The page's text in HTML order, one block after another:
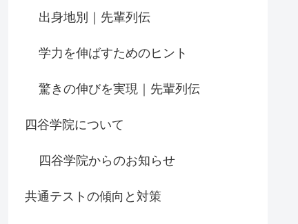
出身地別｜先輩列伝
学力を伸ばすためのヒント
驚きの伸びを実現｜先輩列伝
四谷学院について
四谷学院からのお知らせ
共通テストの傾向と対策